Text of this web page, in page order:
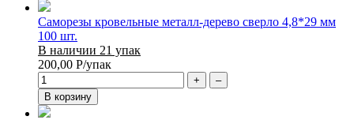
Саморезы кровельные металл-дерево сверло 4,8*29 мм
100 шт.
В наличии 21 упак
200,00 Р/упак
+
–
В корзину